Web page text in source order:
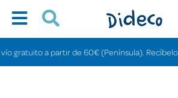
gratuito a partir de 60€ (Península). Recíbelo